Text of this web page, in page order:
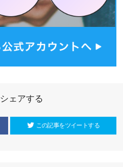
ェアする
この記事をツイートする